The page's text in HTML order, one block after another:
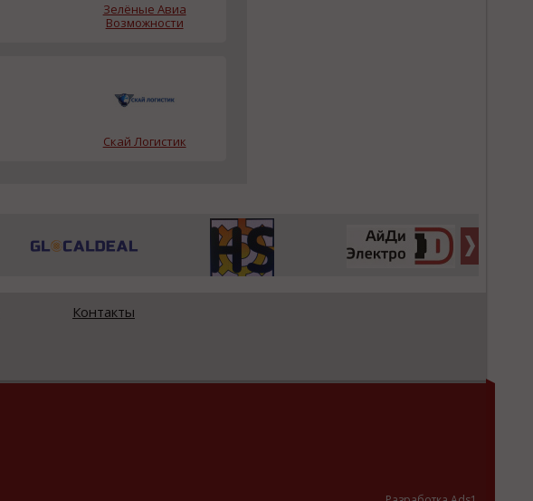
Зелёные Авиа
Возможности
Скай Логистик
Контакты